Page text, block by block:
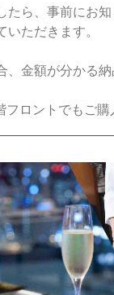
ら、事前にお知
ただきます。
金額が分かる
ロントでもご購